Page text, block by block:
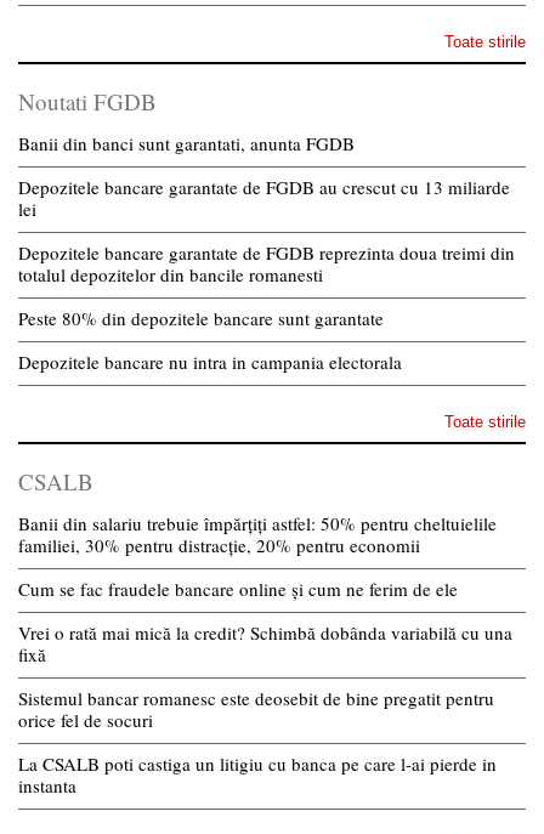
Toate stirile
Noutati FGDB
Banii din banci sunt garantati, anunta FGDB
Depozitele bancare garantate de FGDB au crescut cu 13 miliarde
lei
Depozitele bancare garantate de FGDB reprezinta doua treimi din
totalul depozitelor din bancile romanesti
Peste 80% din depozitele bancare sunt garantate
Depozitele bancare nu intra in campania electorala
Toate stirile
CSALB
Banii din salariu trebuie împărțiți astfel: 50% pentru cheltuielile
familiei, 30% pentru distracție, 20% pentru economii
Cum se fac fraudele bancare online și cum ne ferim de ele
Vrei o rată mai mică la credit? Schimbă dobânda variabilă cu una
fixă
Sistemul bancar romanesc este deosebit de bine pregatit pentru
orice fel de socuri
La CSALB poti castiga un litigiu cu banca pe care l-ai pierde in
instanta